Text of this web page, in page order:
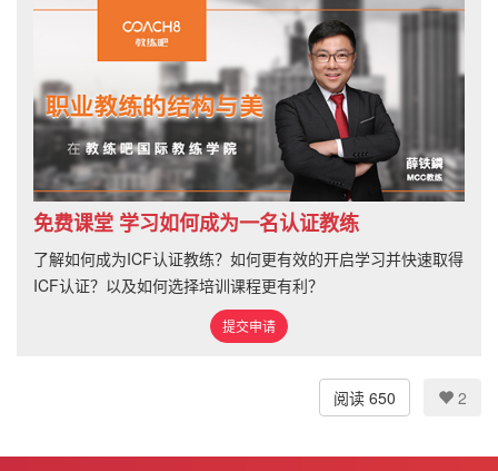
免费课堂 学习如何成为一名认证教练
了解如何成为ICF认证教练？如何更有效的开启学习并快速取得
ICF认证？以及如何选择培训课程更有利？
提交申请
阅读 650 2